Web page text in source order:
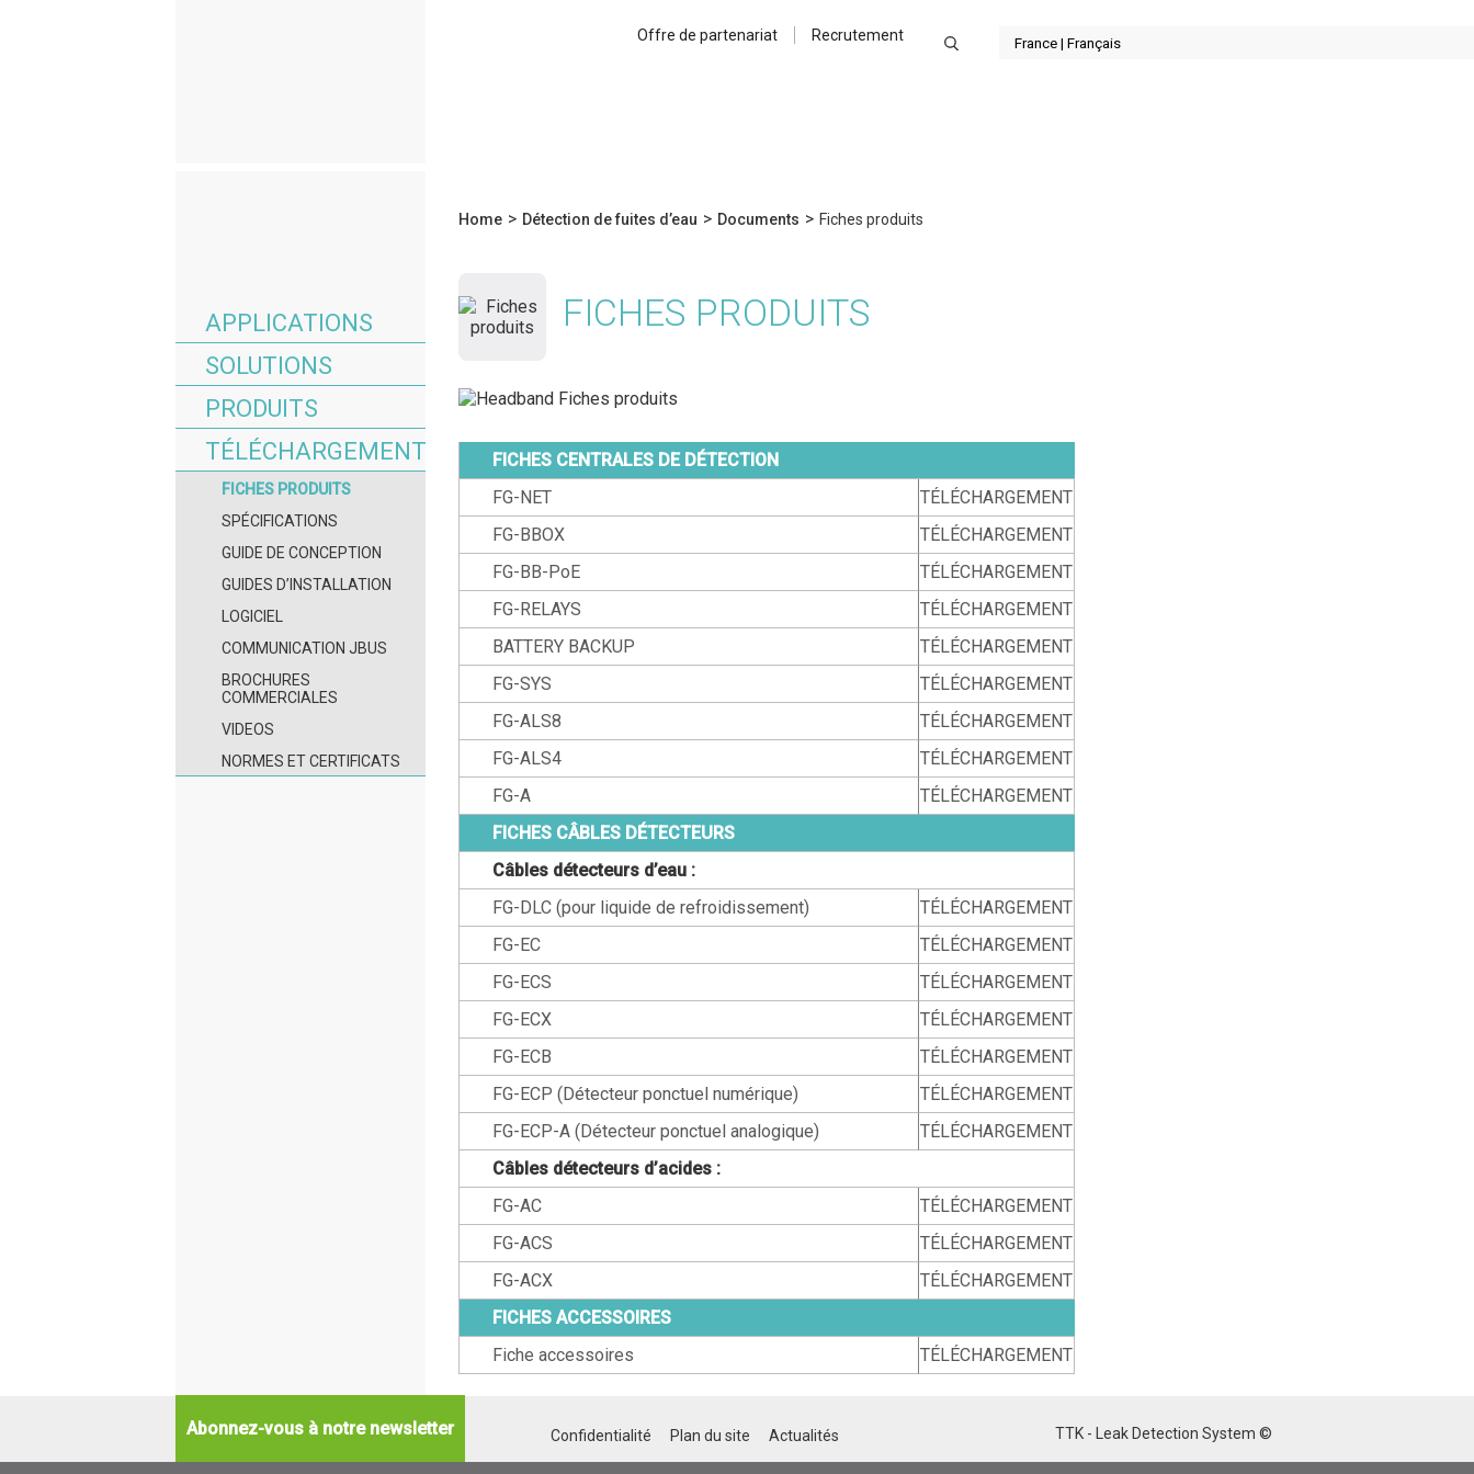
Offre de partenariat Recrutement
APPLICATIONS
SOLUTIONS
PRODUITS
TÉLÉCHARGEMENT
FICHES PRODUITS
SPÉCIFICATIONS
GUIDE DE CONCEPTION
GUIDES D’INSTALLATION
LOGICIEL
COMMUNICATION JBUS
BROCHURES
COMMERCIALES
VIDEOS
NORMES ET CERTIFICATS
Home > Détection de fuites d’eau > Documents > Fiches produits
FICHES PRODUITS
FICHES CENTRALES DE DÉTECTION
FG-NET
TÉLÉCHARGEMENT
FG-BBOX
TÉLÉCHARGEMENT
FG-BB-PoE
TÉLÉCHARGEMENT
FG-RELAYS
TÉLÉCHARGEMENT
BATTERY BACKUP
TÉLÉCHARGEMENT
FG-SYS
TÉLÉCHARGEMENT
FG-ALS8
TÉLÉCHARGEMENT
FG-ALS4
TÉLÉCHARGEMENT
FG-A
TÉLÉCHARGEMENT
FICHES CÂBLES DÉTECTEURS
Câbles détecteurs d’eau :
FG-DLC (pour liquide de refroidissement)
TÉLÉCHARGEMENT
FG-EC
TÉLÉCHARGEMENT
FG-ECS
TÉLÉCHARGEMENT
FG-ECX
TÉLÉCHARGEMENT
FG-ECB
TÉLÉCHARGEMENT
FG-ECP (Détecteur ponctuel numérique)
TÉLÉCHARGEMENT
FG-ECP-A (Détecteur ponctuel analogique)
TÉLÉCHARGEMENT
Câbles détecteurs d’acides :
FG-AC
TÉLÉCHARGEMENT
FG-ACS
TÉLÉCHARGEMENT
FG-ACX
TÉLÉCHARGEMENT
FICHES ACCESSOIRES
Fiche accessoires
TÉLÉCHARGEMENT
Abonnez-vous à notre newsletter Confidentialité Plan du site Actualités TTK - Leak Detection System ©